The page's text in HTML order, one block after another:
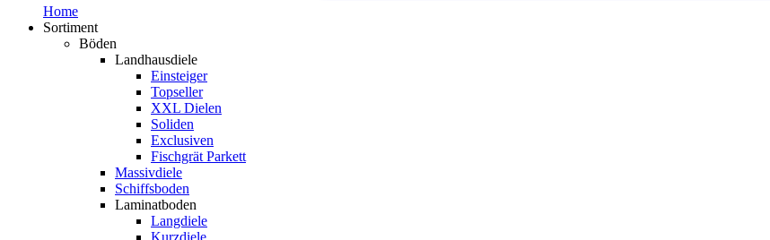
Home
Sortiment
Böden
Landhausdiele
Einsteiger
Topseller
XXL Dielen
Soliden
Exclusiven
Fischgrät Parkett
Massivdiele
Schiffsboden
Laminatboden
Langdiele
Kurzdiele